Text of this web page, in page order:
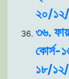
২০/
৩৬.
কোর্স-
১৮/